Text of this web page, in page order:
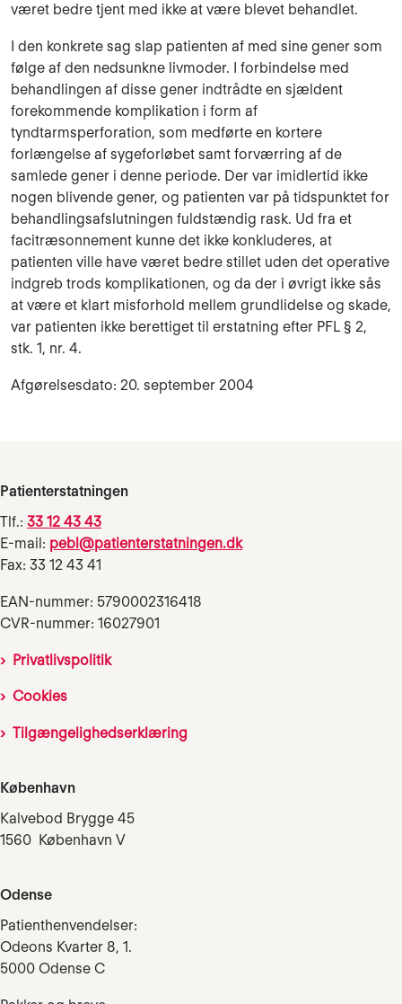
været bedre tjent med ikke at være blevet behandlet.
I den konkrete sag slap patienten af med sine gener som
følge af den nedsunkne livmoder. I forbindelse med
behandlingen af disse gener indtrådte en sjældent
forekommende komplikation i form af
tyndtarmsperforation, som medførte en kortere
forlængelse af sygeforløbet samt forværring af de
samlede gener i denne periode. Der var imidlertid ikke
nogen blivende gener, og patienten var på tidspunktet for
behandlingsafslutningen fuldstændig rask. Ud fra et
facitræsonnement kunne det ikke konkluderes, at
patienten ville have været bedre stillet uden det operative
indgreb trods komplikationen, og da der i øvrigt ikke sås
at være et klart misforhold mellem grundlidelse og skade,
var patienten ikke berettiget til erstatning efter PFL § 2,
stk. 1, nr. 4.
Afgørelsesdato: 20. september 2004
Patienterstatningen
Tlf.: 33 12 43 43
E-mail: pebl@patienterstatningen.dk
Fax: 33 12 43 41
EAN-nummer: 5790002316418
CVR-nummer: 16027901
Privatlivspolitik
Cookies
Tilgængelighedserklæring
København
Kalvebod Brygge 45
1560 København V
Odense
Patienthenvendelser:
Odeons Kvarter 8, 1.
5000 Odense C